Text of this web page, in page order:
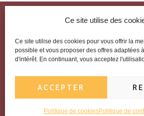
Ce site utilise des
Ce site utilise des cookies pour vous offrir la
possible et vous proposer des offres adaptées
d'intérêt. En continuant, vous acceptez
ACCEPTER
Politique de cookiesPolitique de
+32 2 688 36 79
+32 487229331
89 Avenue Marechal Foch,
1184 Chaussée de Waterloo,